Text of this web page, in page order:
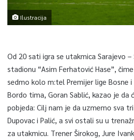
Ilustracija
Od 20 sati igra se utakmica Sarajevo –
stadionu “Asim Ferhatović Hase”,
sedmo kolo m:tel Premijer lige Bosne i
Bordo tima, Goran Sablić, kazao je da
pobjeda: Cilj nam je da uzmemo sva
Dupovac i Palić, a svi ostali su u
za utakmicu. Trener Širokog, Jure